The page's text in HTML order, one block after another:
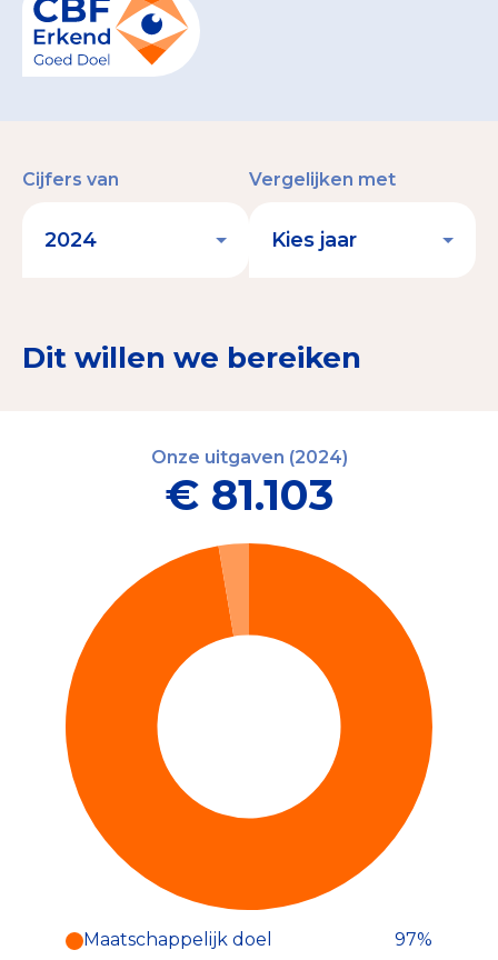
Dit willen we bereiken
Cijfers van Vergelijken met
Onze uitgaven (2024)
€ 81.103
Maatschappelijk doel
97%